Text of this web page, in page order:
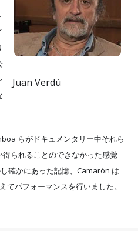
Juan Verdú
らがドキュメンタリー中それら
られることのできなかった感覚
確かにあった記憶、Camarón は
てパフォーマンスを行いました。